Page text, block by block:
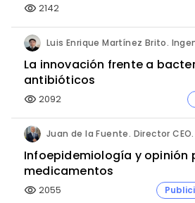
visibility 2142
La innovación frente a
antibióticos
visibility 2092
Juan de la Fuente. Director
Infoepidemiología y opinión
medicamentos
visibility 2055